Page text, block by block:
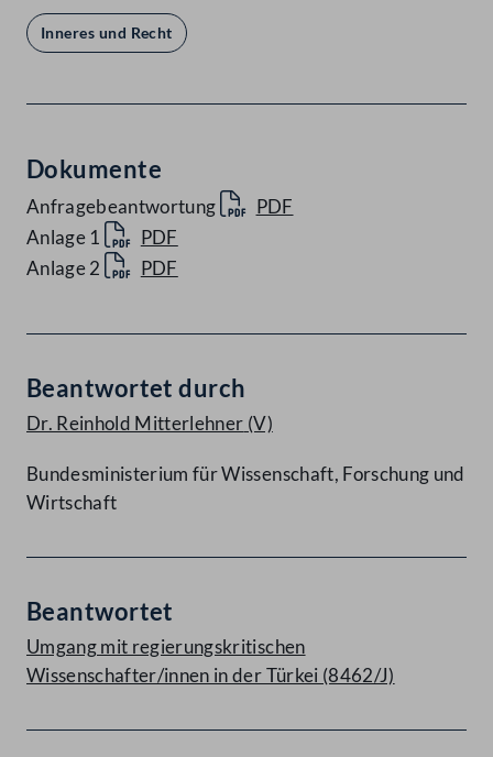
Inneres und Recht
Dokumente
Anfragebeantwortung
PDF
Anlage 1
PDF
Anlage 2
PDF
Beantwortet durch
Dr. Reinhold Mitterlehner (V)
Bundesministerium für Wissenschaft, Forschung und
Wirtschaft
Beantwortet
Umgang mit regierungskritischen
Wissenschafter/innen in der Türkei (8462/J)